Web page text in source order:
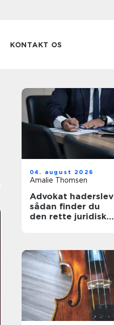
KONTAKT OS
04. august 2026
Amalie Thomsen
Advokat haderslev
sådan finder du
den rette juridiske